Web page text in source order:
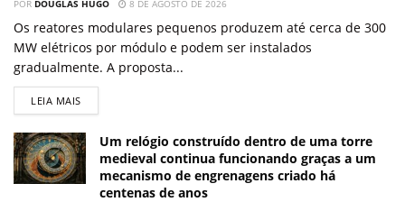
POR DOUGLAS HUGO 8 DE AGOSTO DE 2026
Os reatores modulares pequenos produzem até cerca de 300
MW elétricos por módulo e podem ser instalados
gradualmente. A proposta...
LEIA MAIS
Um relógio construído dentro de uma torre
medieval continua funcionando graças a um
mecanismo de engrenagens criado há
centenas de anos